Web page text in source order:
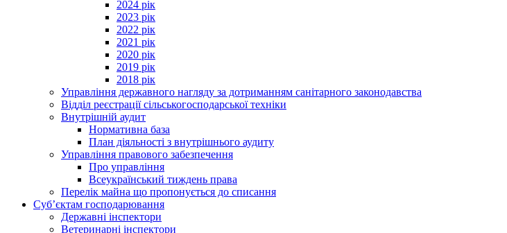
2024 рік
2023 рік
2022 рік
2021 рік
2020 рік
2019 рік
2018 рік
Управління державного нагляду за дотриманням санітарного законодавства
Відділ реєстрації сільськогосподарської техніки
Внутрішній аудит
Нормативна база
План діяльності з внутрішнього аудиту
Управління правового забезпечення
Про управління
Всеукраїнський тиждень права
Перелік майна що пропонується до списання
Суб’єктам господарювання
Державні інспектори
Ветеринарні інспектори